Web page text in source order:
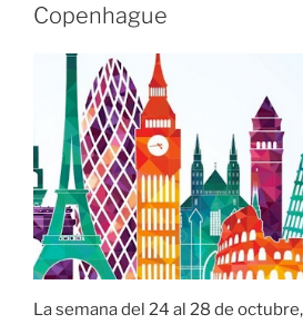
Copenhague
La semana del 24 al 28 de